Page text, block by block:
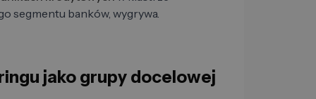
segmentu banków, wygrywa.
jako grupy docelowej